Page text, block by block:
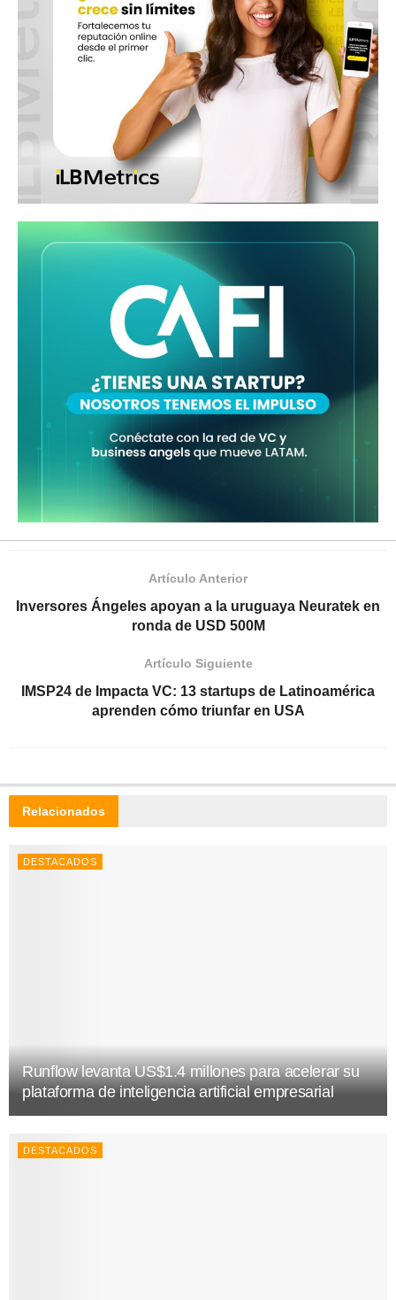
Artículo Anterior
Inversores Ángeles apoyan a la uruguaya Neuratek en
ronda de USD 500M
Artículo Siguiente
IMSP24 de Impacta VC: 13 startups de Latinoamérica
aprenden cómo triunfar en USA
Relacionados
DESTACADOS
Runflow levanta US$1.4 millones para acelerar su
plataforma de inteligencia artificial empresarial
DESTACADOS